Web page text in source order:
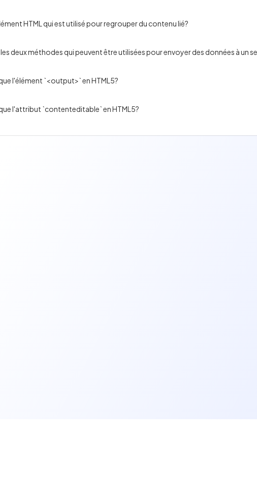
HTML qui est utilisé pour regrouper du contenu lié?
deux méthodes qui peuvent être utilisées pour envoyer des données à un
l'élément `<output>` en HTML5?
l'attribut `contenteditable` en HTML5?